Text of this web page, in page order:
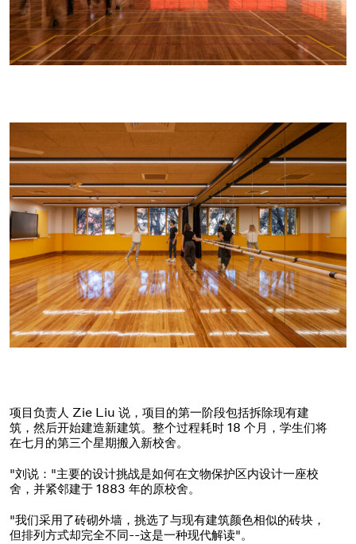
项目负责人 Zie Liu 说，项目的第一阶段包括拆除现有建
筑，然后开始建造新建筑。整个过程耗时 18 个月，学生们将
在七月的第三个星期搬入新校舍。
"刘说："主要的设计挑战是如何在文物保护区内设计一座校
舍，并紧邻建于 1883 年的原校舍。
"我们采用了砖砌外墙，挑选了与现有建筑颜色相似的砖块，
但排列方式却完全不同--这是一种现代解读"。